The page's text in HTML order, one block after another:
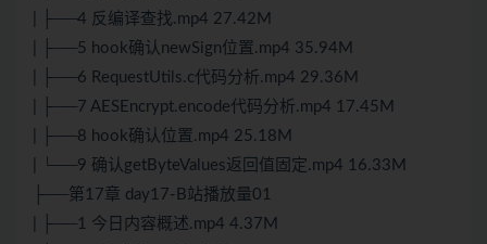
| ├──4 反编译查找.mp4 27.42M
| ├──5 hook确认newSign位置.mp4 35.94M
| ├──6 RequestUtils.c代码分析.mp4 29.36M
| ├──7 AESEncrypt.encode代码分析.mp4 17.45M
| ├──8 hook确认位置.mp4 25.18M
| └──9 确认getByteValues返回值固定.mp4 16.33M
├──第17章 day17-B站播放量01
| ├──1 今日内容概述.mp4 4.37M